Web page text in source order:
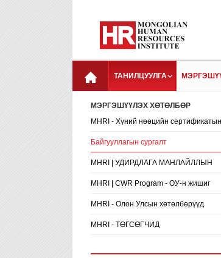
ТАНИЛЦУУЛГА
МЭРГЭШҮҮЛЭХ ХӨТӨЛБӨР
MHRI - Хүний нөөцийн сертификатын
сургалтууд
Байгууллагын сургалт
MHRI | УДИРДЛАГА МАНЛАЙЛЛЫН
ХӨТӨЛБӨР
MHRI | CWR Program - ОУ-н жишиг
хөтөлбөр
MHRI - Олон Улсын хөтөлбөрүүд
MHRI - ТӨГСӨГЧИД